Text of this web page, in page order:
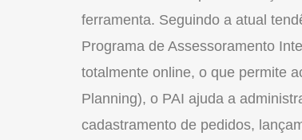
ferramenta. Seguindo a atual
Programa de Assessoramento
totalmente online, o que permite
Planning), o PAI ajuda a
cadastramento de pedidos,